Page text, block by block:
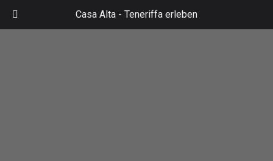
Casa Alta - Teneriffa erleben